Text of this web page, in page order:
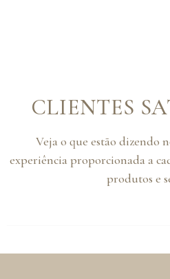
CLIENTES
Veja o que estão dizendo
experiência proporcionada a
produtos e